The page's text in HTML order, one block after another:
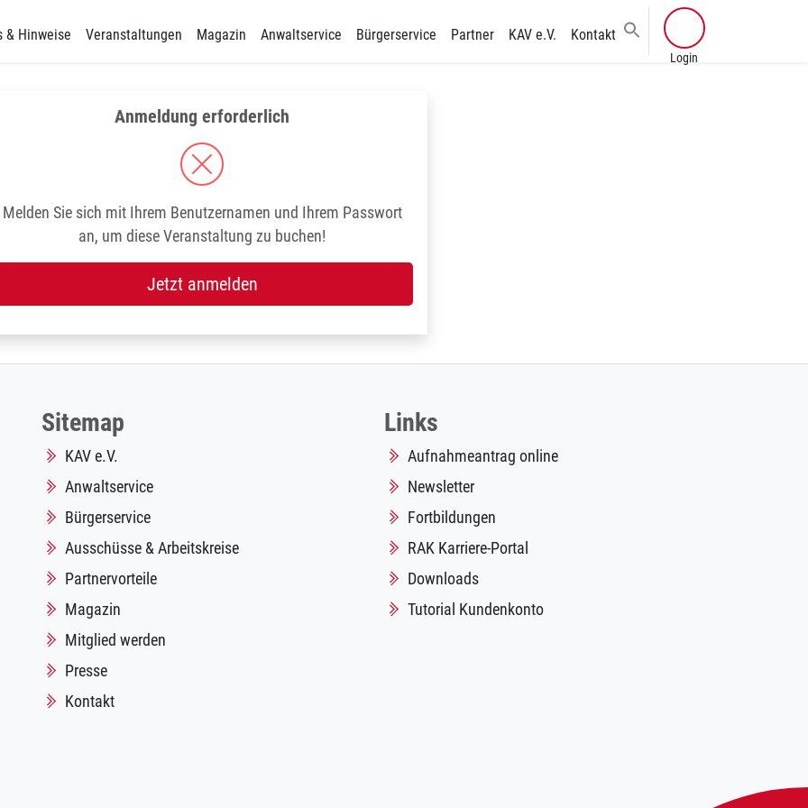
& Hinweise Veranstaltungen Magazin Anwaltservice Bürgerservice Partner KAV e.V. Kontakt
Anmeldung erforderlich
Melden Sie sich mit Ihrem Benutzernamen und Ihrem Passwort
an, um diese Veranstaltung zu buchen!
Jetzt anmelden
Sitemap
KAV e.V.
Anwaltservice
Bürgerservice
Ausschüsse & Arbeitskreise
Partnervorteile
Magazin
Mitglied werden
Presse
Kontakt
Links
Aufnahmeantrag online
Newsletter
Fortbildungen
RAK Karriere-Portal
Downloads
Tutorial Kundenkonto